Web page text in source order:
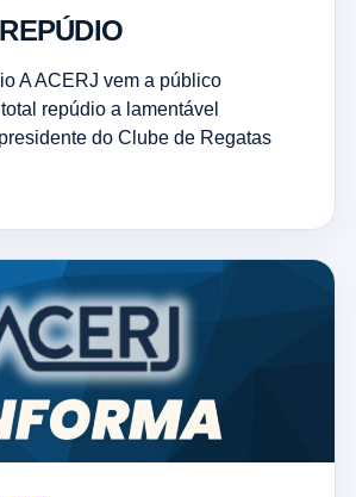
A ACERJ vem a público
repúdio a lamentável
do Clube de Regatas